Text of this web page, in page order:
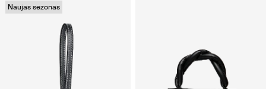
Naujas sezonas